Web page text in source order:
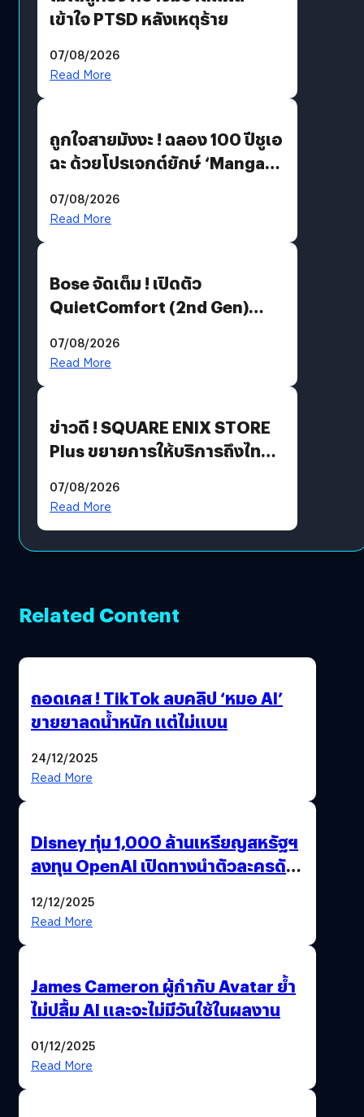
เข้าใจ PTSD หลังเหตุร้าย
07/08/2026
Read More
ถูกใจสายมังงะ ! ฉลอง 100 ปีชูเอ
ฉะ ด้วยโปรเจกต์ยักษ์ ‘Manga
มีภาษาไทยด้วย
07/08/2026
Read More
Bose จัดเต็ม ! เปิดตัว
QuietComfort (2nd Gen)
07/08/2026
Read More
ข่าวดี ! SQUARE ENIX STORE
Plus ขยายการให้บริการถึงไทย
โดยตรง
07/08/2026
Read More
Related Content
ถอดเคส ! TikTok ลบคลิป ‘หมอ AI’
ขายยาลดน้ำหนัก แต่ไม่แบน
24/12/2025
Read More
Disney ทุ่ม 1,000 ล้านเหรียญสหรัฐฯ
ลงทุน OpenAI เปิดทางนำตัวละครดัง
12/12/2025
Read More
James Cameron ผู้กำกับ Avatar ย้ำ
ไม่ปลื้ม AI และจะไม่มีวันใช้ในผลงาน
01/12/2025
Read More